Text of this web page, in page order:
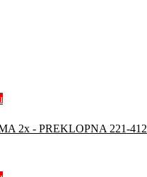
2x - PREKLOPNA 221-412